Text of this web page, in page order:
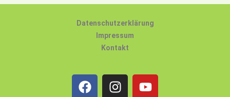
Datenschutzerklärung
Impressum
Kontakt